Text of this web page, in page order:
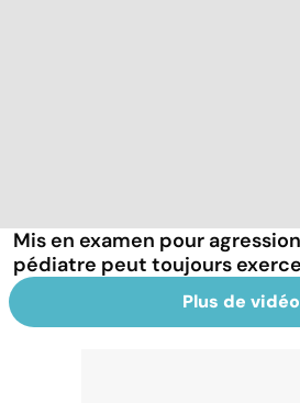
Mis en examen pour
pédiatre peut toujours
Plus de